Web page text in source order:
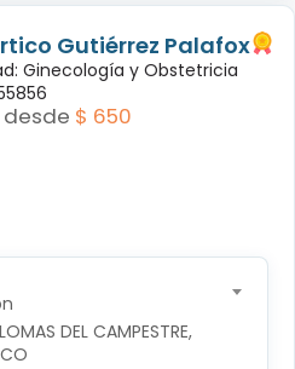
Gutiérrez Palafox
Ginecología y Obstetricia
desde $ 650
DEL CAMPESTRE,